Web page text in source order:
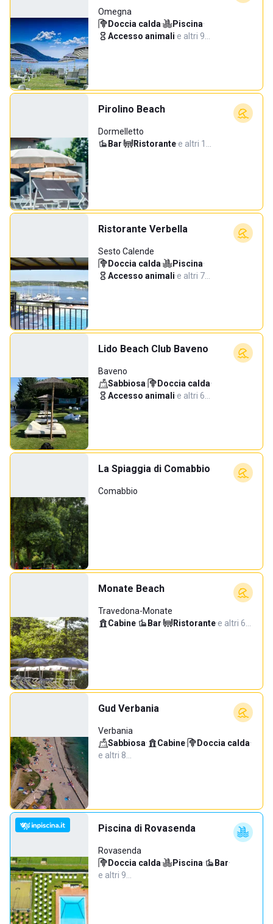
Omegna
Doccia calda· Piscina·
Accesso animali·e altri 9…
Pirolino Beach
Dormelletto
Bar· Ristorante·e altri 1…
Ristorante Verbella
Sesto Calende
Doccia calda· Piscina·
Accesso animali·e altri 7…
Lido Beach Club Baveno
Baveno
Sabbiosa· Doccia calda·
Accesso animali·e altri 6…
La Spiaggia di Comabbio
Comabbio
Monate Beach
Travedona-Monate
Cabine· Bar· Ristorante·e altri 6…
Gud Verbania
Verbania
Sabbiosa· Cabine· Doccia calda·
e altri 8…
Piscina di Rovasenda
Rovasenda
Doccia calda· Piscina· Bar·
e altri 9…